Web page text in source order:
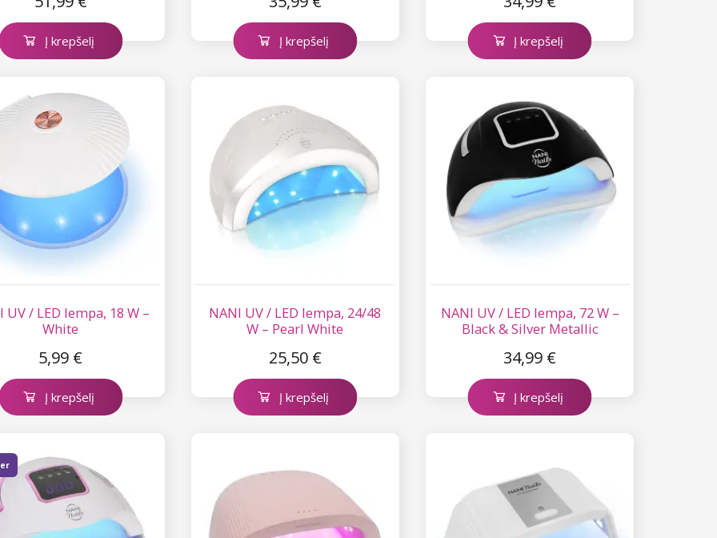
Į krepšelį Į krepšelį Į krepšelį
UV / LED lempa, 18 W –
White
5,99 €
Į krepšelį
NANI UV / LED lempa, 24/48
W – Pearl White
25,50 €
Į krepšelį
NANI UV / LED lempa, 72 W –
Black & Silver Metallic
34,99 €
Į krepšelį